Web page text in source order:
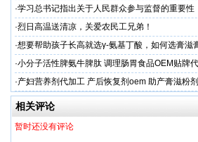
·学习总书记指出关于人民群众参与监督的重要性
·烈日高温送清凉，关爱农民工兄弟！
·想要帮助孩子长高就选γ-氨基丁酸，如何选膏滋
工厂？
·小分子活性脾氨牛脾肽 调理肠胃食品OEM贴牌
格
·产妇营养剂代加工 产后恢复剂oem 助产膏滋粉
厂
相关评论
暂时还没有评论